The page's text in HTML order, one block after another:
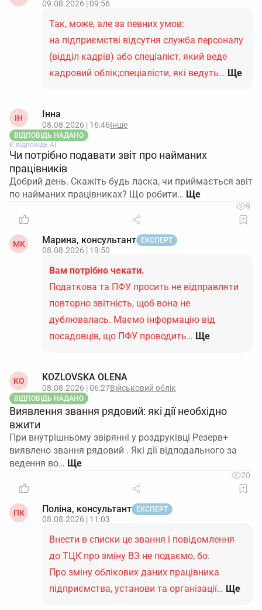
09.08.2026 | 09:56
Так, може, але за певних умов:
на підприємстві відсутня служба персоналу
(відділ кадрів) або спеціаліст, який веде
кадровий облік;спеціалісти, які ведуть… Ще
ІН Інна
08.08.2026 | 16:46Інше
ВІДПОВІДЬ НАДАНО
Є відповідь АІ
Чи потрібно подавати звіт про найманих
працівників
Добрий день. Скажіть будь ласка, чи приймається звіт
по найманих працівниках? Що робити…
9
МК Марина, консультант ЕКСПЕРТ
08.08.2026 | 19:50
Вам потрібно чекати.
Податкова та ПФУ просить не відправляти
повторно звітність, щоб вона не
дублювалась. Маємо інформацію від
посадовців, що ПФУ проводить… Ще
KO KOZLOVSKA OLENA
08.08.2026 | 06:27Військовий облік
ВІДПОВІДЬ НАДАНО
Виявлення звання рядовий: які дії необхідно
вжити
При внутрішньому звірянні у роздруківці Резерв+
виявлено звання рядовий . Які дії відподального за
ведення во…
20
ПК Поліна, консультант ЕКСПЕРТ
08.08.2026 | 11:03
Внести в списки це звання і повідомлення
до ТЦК про зміну ВЗ не подаємо, бо.
Про зміну облікових даних працівника
підприємства, установи та організації… Ще